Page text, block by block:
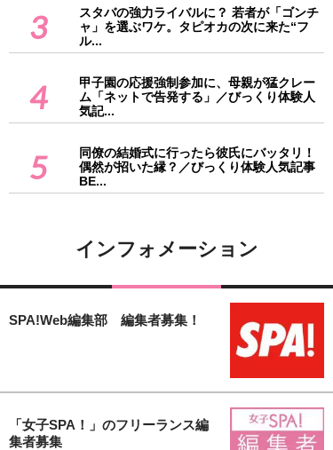
3
スタバの強力ライバルに？ 若者が「ゴンチ
ャ」を選ぶワケ。タピオカの次に来た“フ
ル...
4
甲子園の応援強制参加に、母親が猛クレー
ム「ネットで告発する」／びっくり体験人
気記...
5
同僚の結婚式に行ったら彼氏にバッタリ！
偶然が招いた縁？／びっくり体験人気記事
BE...
インフォメーション
SPA!Web編集部 編集者募集！
「女子SPA！」のフリーランス編
集者募集